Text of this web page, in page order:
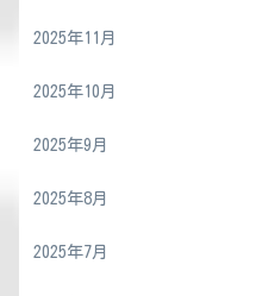
2025年11月
2025年10月
2025年9月
2025年8月
2025年7月